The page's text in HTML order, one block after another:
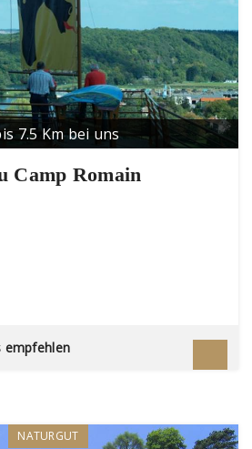
7.5 Km bei uns
Camp Romain
empfehlen
NATURGUT